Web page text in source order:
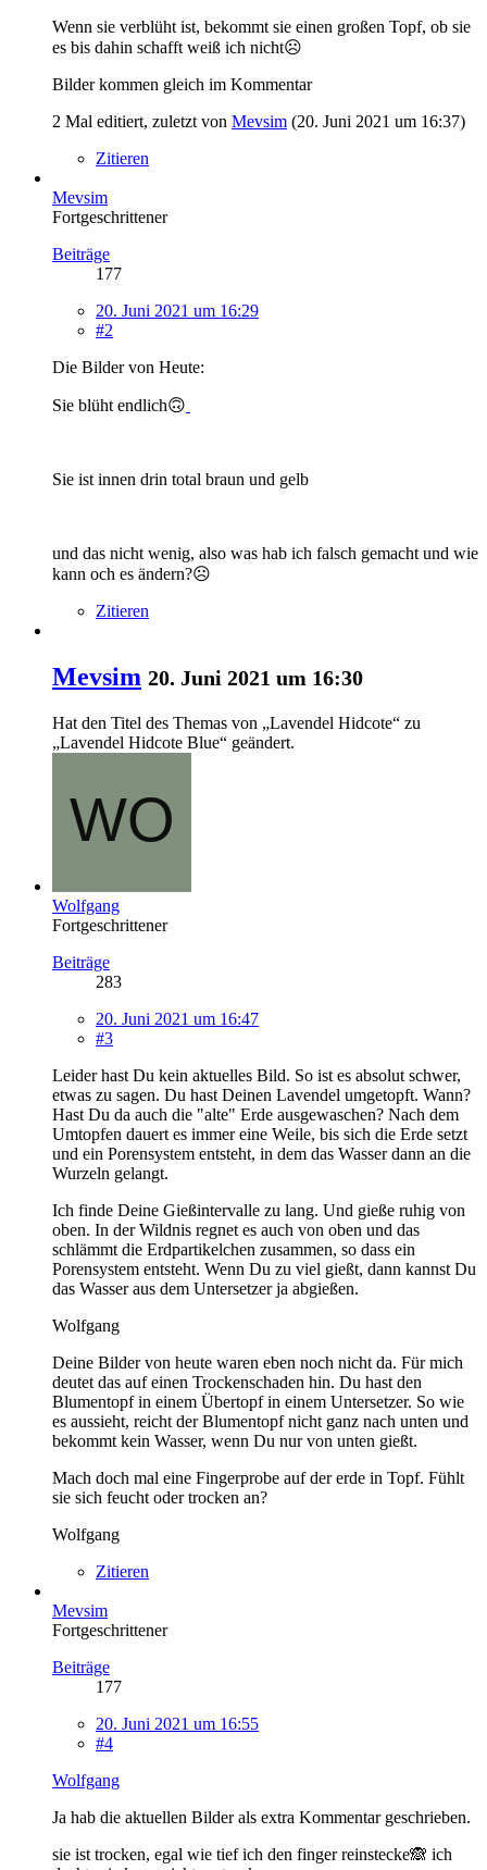
Wenn sie verblüht ist, bekommt sie einen großen Topf, ob sie
es bis dahin schafft weiß ich nicht☹
Bilder kommen gleich im Kommentar
2 Mal editiert, zuletzt von Mevsim (20. Juni 2021 um 16:37)
Zitieren
Mevsim
Fortgeschrittener
Beiträge
177
20. Juni 2021 um 16:29
#2
Die Bilder von Heute:
Sie blüht endlich🙃
Sie ist innen drin total braun und gelb
und das nicht wenig, also was hab ich falsch gemacht und wie
kann och es ändern?☹
Zitieren
Mevsim 20. Juni 2021 um 16:30
Hat den Titel des Themas von „Lavendel Hidcote“ zu
„Lavendel Hidcote Blue“ geändert.
Wolfgang
Fortgeschrittener
Beiträge
283
20. Juni 2021 um 16:47
#3
Leider hast Du kein aktuelles Bild. So ist es absolut schwer,
etwas zu sagen. Du hast Deinen Lavendel umgetopft. Wann?
Hast Du da auch die "alte" Erde ausgewaschen? Nach dem
Umtopfen dauert es immer eine Weile, bis sich die Erde setzt
und ein Porensystem entsteht, in dem das Wasser dann an die
Wurzeln gelangt.
Ich finde Deine Gießintervalle zu lang. Und gieße ruhig von
oben. In der Wildnis regnet es auch von oben und das
schlämmt die Erdpartikelchen zusammen, so dass ein
Porensystem entsteht. Wenn Du zu viel gießt, dann kannst Du
das Wasser aus dem Untersetzer ja abgießen.
Wolfgang
Deine Bilder von heute waren eben noch nicht da. Für mich
deutet das auf einen Trockenschaden hin. Du hast den
Blumentopf in einem Übertopf in einem Untersetzer. So wie
es aussieht, reicht der Blumentopf nicht ganz nach unten und
bekommt kein Wasser, wenn Du nur von unten gießt.
Mach doch mal eine Fingerprobe auf der erde in Topf. Fühlt
sie sich feucht oder trocken an?
Wolfgang
Zitieren
Mevsim
Fortgeschrittener
Beiträge
177
20. Juni 2021 um 16:55
#4
Wolfgang
Ja hab die aktuellen Bilder als extra Kommentar geschrieben.
sie ist trocken, egal wie tief ich den finger reinstecke🙈 ich